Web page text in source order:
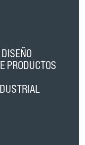
PRODUCTOS